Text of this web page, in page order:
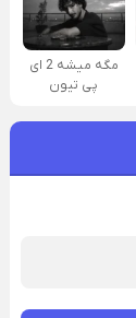
مگه میشه 2 ای
پی تیون